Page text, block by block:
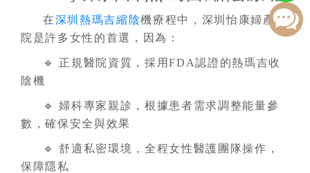
在深圳熱瑪吉縮陰機療程中，深圳怡康婦產醫
院是許多女性的首選，因為：
🔹 正規醫院資質，採用FDA認證的熱瑪吉收
陰機
🔹 婦科專家親診，根據患者需求調整能量參
數，確保安全與效果
🔹 舒適私密環境，全程女性醫護團隊操作，
保障隱私